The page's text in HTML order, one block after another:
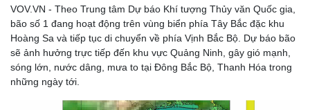
VOV.VN - Theo Trung tâm Dự báo Khí tượng Thủy văn Quốc gia,
bão số 1 đang hoạt động trên vùng biển phía Tây Bắc đặc khu
Hoàng Sa và tiếp tục di chuyển về phía Vịnh Bắc Bộ. Dự báo bão
sẽ ảnh hưởng trực tiếp đến khu vực Quảng Ninh, gây gió mạnh,
sóng lớn, nước dâng, mưa to tại Đông Bắc Bộ, Thanh Hóa trong
những ngày tới.